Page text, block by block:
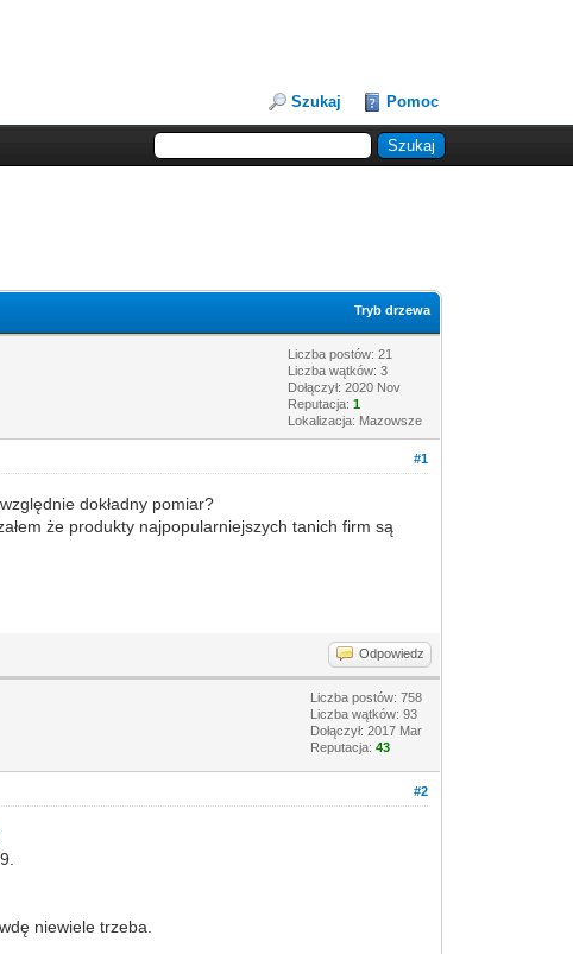
Szukaj Pomoc
Tryb drzewa
Liczba postów: 21
Liczba wątków: 3
Dołączył: 2020 Nov
Reputacja:1
Lokalizacja: Mazowsze
#1
dokładny pomiar?
że produkty najpopularniejszych tanich firm są
Odpowiedz
Liczba postów: 758
Liczba wątków: 93
Dołączył: 2017 Mar
Reputacja:43
#2
niewiele trzeba.